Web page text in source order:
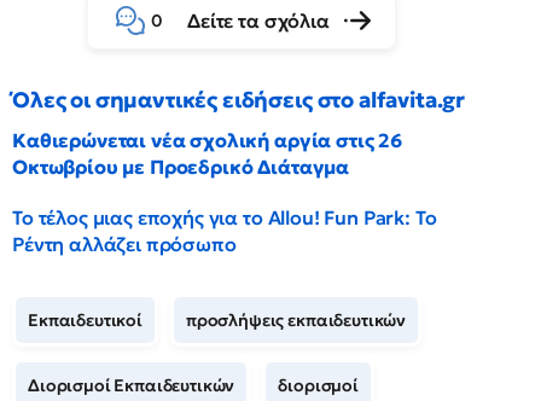
0 Δείτε τα σχόλια
Όλες οι σημαντικές ειδήσεις στο alfavita.gr
Καθιερώνεται νέα σχολική αργία στις 26
Οκτωβρίου με Προεδρικό Διάταγμα
Το τέλος μιας εποχής για το Allou! Fun Park: Το
Ρέντη αλλάζει πρόσωπο
Εκπαιδευτικοί προσλήψεις εκπαιδευτικών
Διορισμοί Εκπαιδευτικών διορισμοί